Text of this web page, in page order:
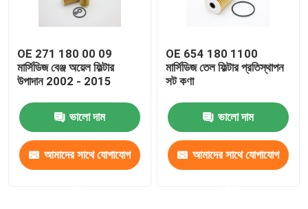
OE 271 180 00 09
মার্সিডিজ বেঞ্জ অয়েল ফিল্টার
উপাদান 2002 - 2015
ভালো দাম
আমাদের সাথে যোগাযোগ
OE 654 180 1100
মার্সিডিজ তেল ফিল্টার প্রতিস্থাপন
সট কণা
ভালো দাম
আমাদের সাথে যোগাযোগ